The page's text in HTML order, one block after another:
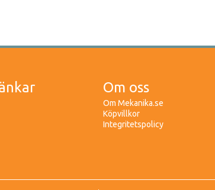
Om oss
Om Mekanika.se
Köpvillkor
Integritetspolicy